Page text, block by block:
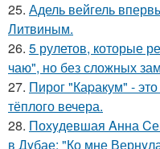
25. Адель вейгель
Литвиным.
26. 5 рулетов, которые
чаю", но без сложных
27. Пирог "Каpакум" -
тёплого вечера.
28. Похyдевшая Aнна
в Дyбае: "Ко мне